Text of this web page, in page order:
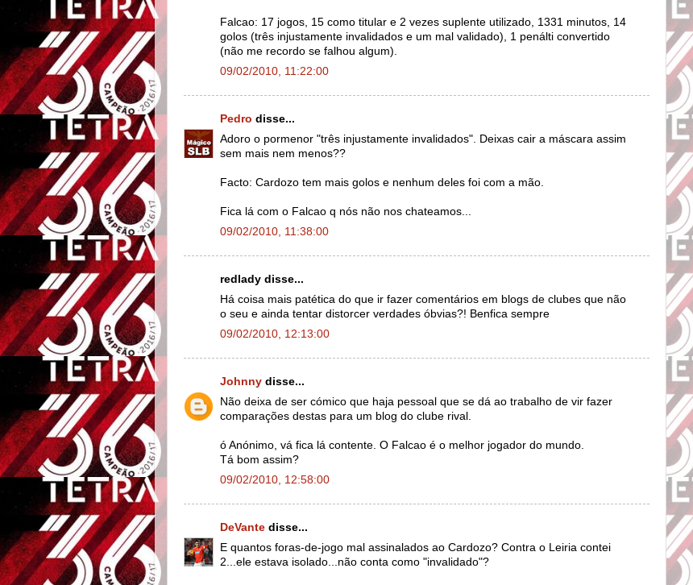
Falcao: 17 jogos, 15 como titular e 2 vezes suplente utilizado, 1331 minutos, 14
golos (três injustamente invalidados e um mal validado), 1 penálti convertido
(não me recordo se falhou algum).
09/02/2010, 11:22:00
Pedro disse...
Adoro o pormenor "três injustamente invalidados". Deixas cair a máscara assim
sem mais nem menos??
Facto: Cardozo tem mais golos e nenhum deles foi com a mão.
Fica lá com o Falcao q nós não nos chateamos...
09/02/2010, 11:38:00
redlady disse...
Há coisa mais patética do que ir fazer comentários em blogs de clubes que não
o seu e ainda tentar distorcer verdades óbvias?! Benfica sempre
09/02/2010, 12:13:00
Johnny disse...
Não deixa de ser cómico que haja pessoal que se dá ao trabalho de vir fazer
comparações destas para um blog do clube rival.
ó Anónimo, vá fica lá contente. O Falcao é o melhor jogador do mundo.
Tá bom assim?
09/02/2010, 12:58:00
DeVante disse...
E quantos foras-de-jogo mal assinalados ao Cardozo? Contra o Leiria contei
2...ele estava isolado...não conta como "invalidado"?